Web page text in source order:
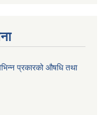
प्रकारको औषधि तथा